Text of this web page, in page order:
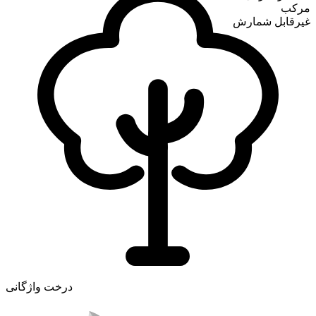
مرکب
غیرقابل شمارش
درخت واژگانی